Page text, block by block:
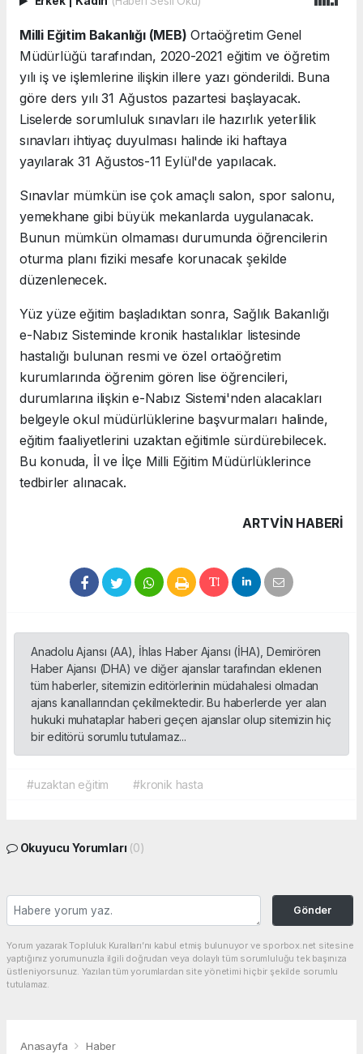
Milli Eğitim Bakanlığı (MEB) Ortaöğretim Genel
Müdürlüğü tarafından, 2020-2021 eğitim ve öğretim
yılı iş ve işlemlerine ilişkin illere yazı gönderildi. Buna
göre ders yılı 31 Ağustos pazartesi başlayacak.
Liselerde sorumluluk sınavları ile hazırlık yeterlilik
sınavları ihtiyaç duyulması halinde iki haftaya
yayılarak 31 Ağustos-11 Eylül'de yapılacak.
Sınavlar mümkün ise çok amaçlı salon, spor salonu,
yemekhane gibi büyük mekanlarda uygulanacak.
Bunun mümkün olmaması durumunda öğrencilerin
oturma planı fiziki mesafe korunacak şekilde
düzenlenecek.
Yüz yüze eğitim başladıktan sonra, Sağlık Bakanlığı
e-Nabız Sisteminde kronik hastalıklar listesinde
hastalığı bulunan resmi ve özel ortaöğretim
kurumlarında öğrenim gören lise öğrencileri,
durumlarına ilişkin e-Nabız Sistemi'nden alacakları
belgeyle okul müdürlüklerine başvurmaları halinde,
eğitim faaliyetlerini uzaktan eğitimle sürdürebilecek.
Bu konuda, İl ve İlçe Milli Eğitim Müdürlüklerince
tedbirler alınacak.
ARTVIN HABERİ
Anadolu Ajansı (AA), İhlas Haber Ajansı (İHA), Demirören
Haber Ajansı (DHA) ve diğer ajanslar tarafından eklenen
tüm haberler, sitemizin editörlerinin müdahalesi olmadan
ajans kanallarından çekilmektedir. Bu haberlerde yer alan
hukuki muhataplar haberi geçen ajanslar olup sitemizin hiç
bir editörü sorumlu tutulamaz...
#uzaktan eğitim #kronik hasta
Okuyucu Yorumları (0)
Gönder
Yorum yazarak Topluluk Kuralları’nı kabul etmiş bulunuyor ve sporbox.net sitesine
yaptığınız yorumunuzla ilgili doğrudan veya dolaylı tüm sorumluluğu tek başınıza
üstleniyorsunuz. Yazılan tüm yorumlardan site yönetimi hiçbir şekilde sorumlu
tutulamaz.
Anasayfa Haber